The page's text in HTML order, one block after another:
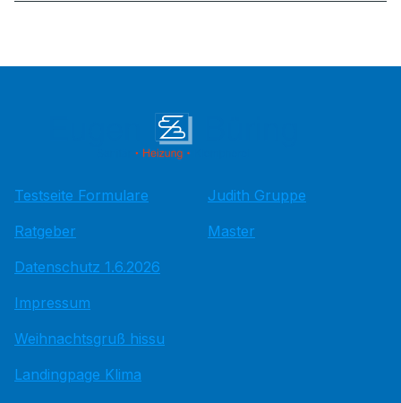
Testseite Formulare
Ratgeber
Datenschutz 1.6.2026
Impressum
Weihnachtsgruß hissu
Landingpage Klima
Judith Gruppe
Master